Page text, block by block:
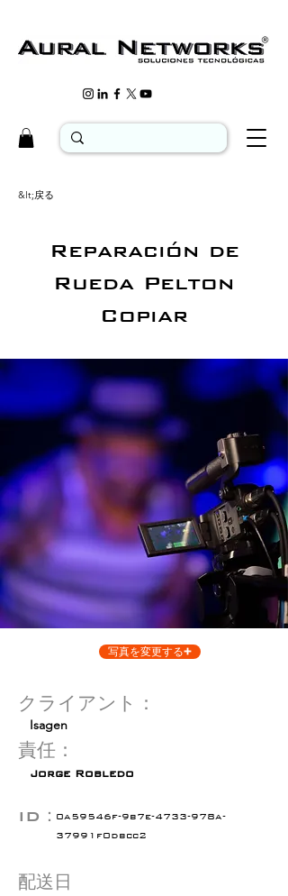
&lt;戻る
Reparación de
Rueda Pelton
Copiar
写真を変更する
Isagen
クライアント：
責任：
Jorge Robledo
0a59546f-9b7e-4733-978a-
37991f0dbcc2
ID：
配送日